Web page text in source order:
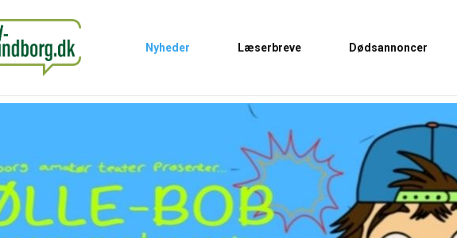
Nyheder Læserbreve Dødsannoncer